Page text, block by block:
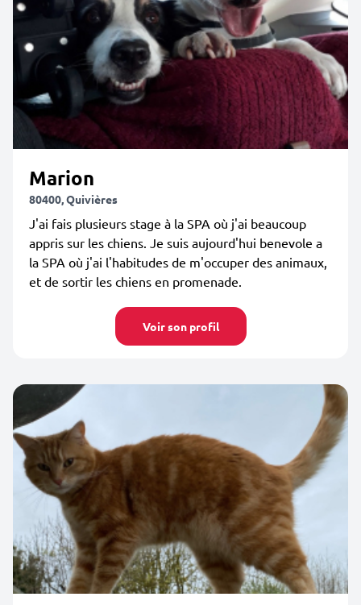
Marion
80400, Quivières
J'ai fais plusieurs stage à la SPA où j'ai beaucoup
appris sur les chiens. Je suis aujourd'hui benevole a
la SPA où j'ai l'habitudes de m'occuper des animaux,
et de sortir les chiens en promenade.
Voir son profil